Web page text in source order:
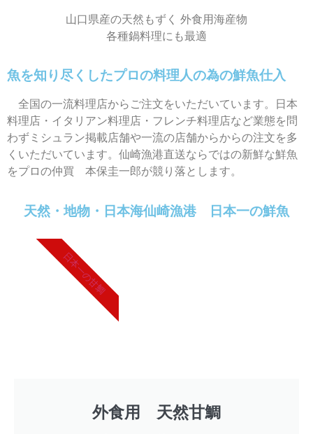
山口県産の天然もずく 外食用海産物
各種鍋料理にも最適
魚を知り尽くしたプロの料理人の為の鮮魚仕入
全国の一流料理店からご注文をいただいています。日本
料理店・イタリアン料理店・フレンチ料理店など業態を問
わずミシュラン掲載店舗や一流の店舗からからの注文を多
くいただいています。仙崎漁港直送ならではの新鮮な鮮魚
をプロの仲買 本保圭一郎が競り落とします。
天然・地物・日本海仙崎漁港 日本一の鮮魚
外食用 天然甘鯛
日本一の甘鯛